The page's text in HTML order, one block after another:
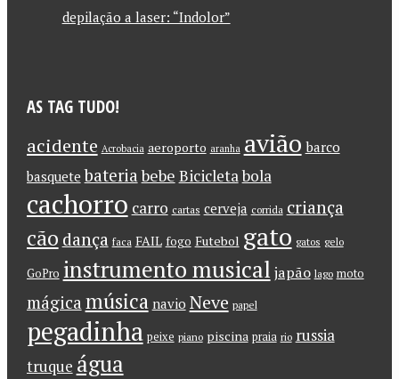
depilação a laser: “Indolor”
AS TAG TUDO!
acidente Acrobacia aeroporto aranha avião barco
basquete bateriabebe Bicicletabola
cachorro carro cartas cerveja corrida criança
cão dança faca FAIL fogo Futebol gato gatos gelo
GoPro instrumento musical japão lago moto
mágica música navio Neve papel
pegadinha peixe piano piscina praia rio russia
truque água